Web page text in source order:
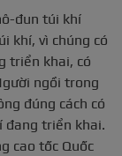
đun túi khí
khí, vì chúng có
triển khai, có
ngồi trong
đúng cách có
đang triển khai.
cao tốc Quốc